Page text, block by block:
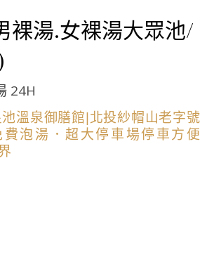
裸湯.女裸湯大眾池/
24H